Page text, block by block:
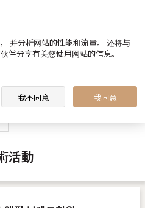
医生&职员 介绍
活動
并分析网站的性能和流量。 还将与
伴分享有关您使用网站的信息。
我不同意 我同意